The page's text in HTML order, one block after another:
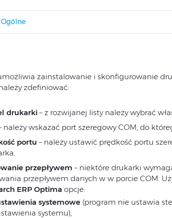
Ogólne
zainstalowanie i skonfigurowanie
zdefiniować:
drukarki– z rozwijanej listy należy wybrać
należy wskazać port szeregowy COM, do
portu – należy ustawić prędkość portu
przepływem – niektóre drukarki
przepływem danych w w porcie COM.
ERP Optima opcje:
systemowe(program nie ustawia
systemu),